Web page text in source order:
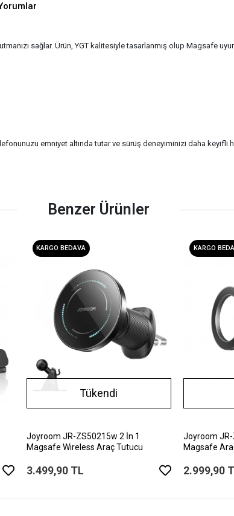
sağlar. Ürün, YGT kalitesiyle tasarlanmış olup Magsafe
emniyet altında tutar ve sürüş deneyiminizi daha keyifli
Benzer Ürünler
KARGO BEDAVA
Tükendi
Joyroom JR-ZS50215w 2 İn 1
Magsafe Wireless Araç Tutucu
3.499,90 TL
KARGO
Joyroom
Magsafe
2.999,90